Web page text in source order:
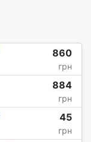
860
грн
884
грн
45
грн